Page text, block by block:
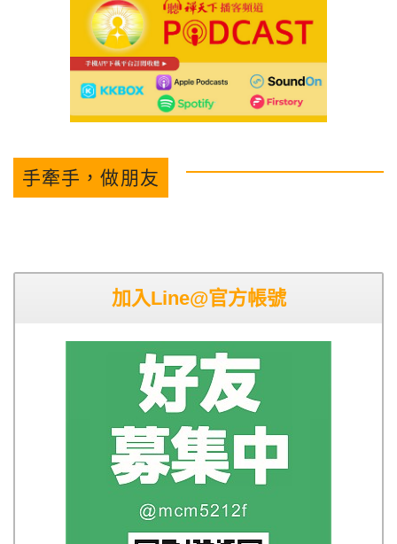
手牽手，做朋友
加入Line@官方帳號